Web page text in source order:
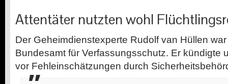
Attentäter nutzten wohl
Der Geheimdienstexperte Rudolf van Hüllen
Bundesamt für Verfassungsschutz. Er kündigte
vor Fehleinschätzungen durch